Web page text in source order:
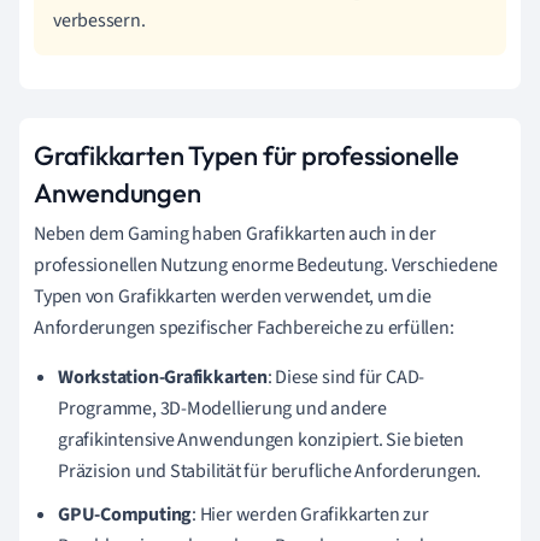
verbessern.
Grafikkarten Typen für professionelle
Anwendungen
Neben dem Gaming haben Grafikkarten auch in der
professionellen Nutzung enorme Bedeutung. Verschiedene
Typen von Grafikkarten werden verwendet, um die
Anforderungen spezifischer Fachbereiche zu erfüllen:
Workstation-Grafikkarten: Diese sind für CAD-
Programme, 3D-Modellierung und andere
grafikintensive Anwendungen konzipiert. Sie bieten
Präzision und Stabilität für berufliche Anforderungen.
GPU-Computing: Hier werden Grafikkarten zur